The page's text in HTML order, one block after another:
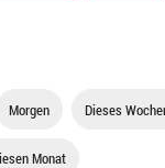
Morgen Dieses
Monat